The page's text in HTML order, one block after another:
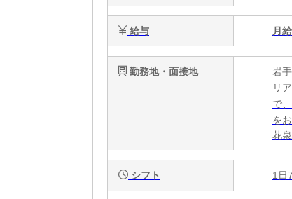
給与 月給
勤務地・面接地
岩
リ
で
を
花
シフト 1日